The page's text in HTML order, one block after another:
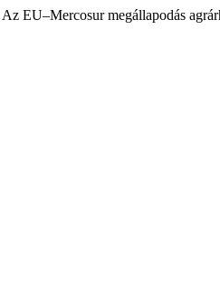
EU–Mercosur megállapodás